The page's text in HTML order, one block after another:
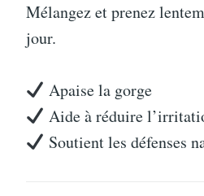
Mélangez et prenez
jour.
Apaise la gorge
Aide à réduire
Soutient les défenses